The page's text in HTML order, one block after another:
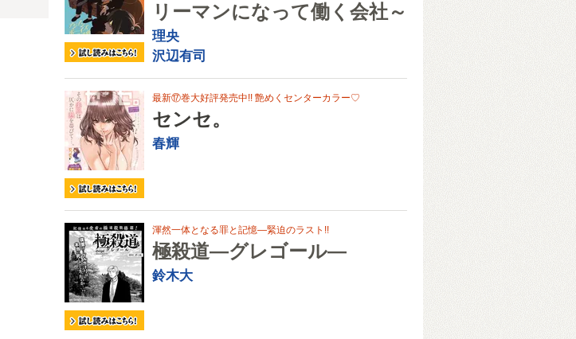
リーマンになって働く会社～
理央
沢辺有司
最新⑰巻大好評発売中!! 艶めくセンターカラー♡
センセ。
春輝
渾然一体となる罪と記憶—緊迫のラスト!!
極殺道―グレゴール―
鈴木大